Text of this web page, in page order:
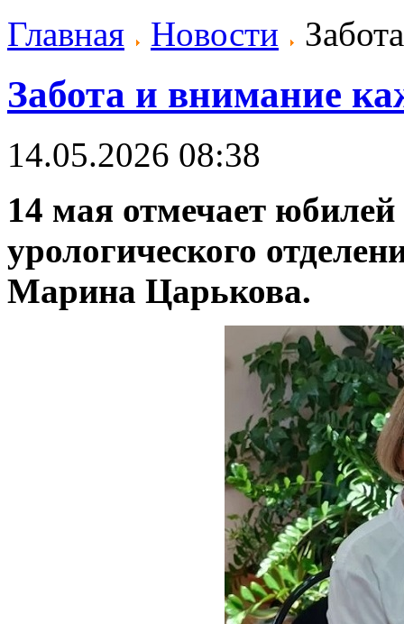
Главная
Новости
Забота и внимание
14.05.2026 08:38
14 мая отмечает
урологического
Марина Царькова.